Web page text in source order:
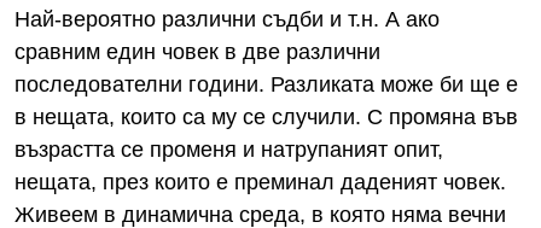
Най-вероятно различни съдби и т.н. А ако
сравним един човек в две различни
последователни години. Разликата може би ще е
в нещата, които са му се случили. С промяна във
възрастта се променя и натрупаният опит,
нещата, през които е преминал даденият човек.
Живеем в динамична среда, в която няма вечни